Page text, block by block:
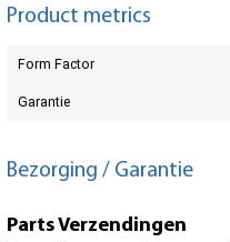
Product metrics
Form Factor
Garantie
Bezorging / Garantie
Parts Verzendingen